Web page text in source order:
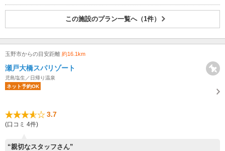
この施設のプラン一覧へ（1件）
玉野市からの目安距離 約16.1km
瀬戸大橋スパリゾート
児島塩生／日帰り温泉
ネット予約OK
3.7
(口コミ 4件)
“親切なスタッフさん”